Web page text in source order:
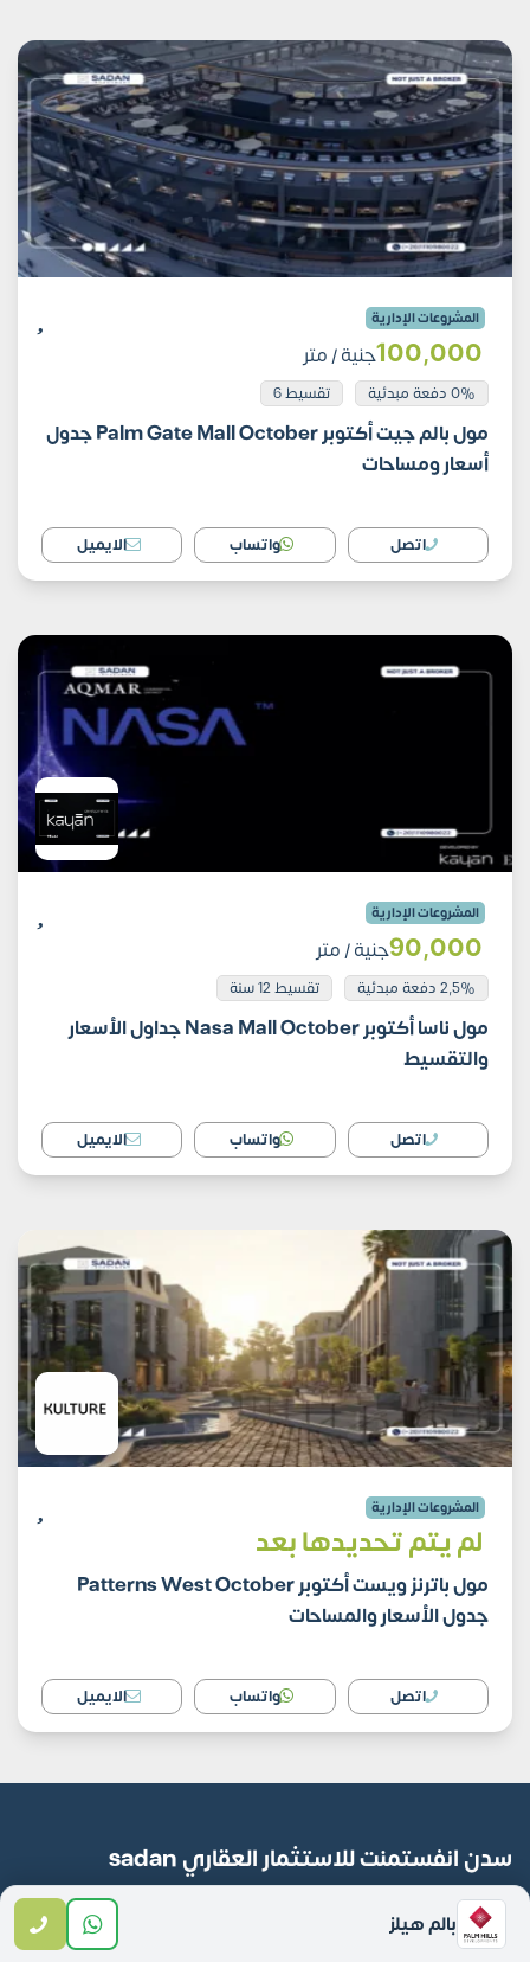
المشروعات الإدارية
100٬000جنية/ متر
0% دفعة مبدئية تقسيط 6
مول بالم جيت أكتوبر Palm Gate Mall October جدول
أسعار ومساحات
اتصل واتساب الايميل
المشروعات الإدارية
90٬000جنية/ متر
2,5% دفعة مبدئية تقسيط 12 سنة
مول ناسا أكتوبر Nasa Mall October جداول الأسعار
والتقسيط
اتصل واتساب الايميل
المشروعات الإدارية
لم يتم تحديدها بعد
مول باترنز ويست أكتوبر Patterns West October
جدول الأسعار والمساحات
اتصل واتساب الايميل
سدن انفستمنت للاستثمار العقاري sadan
investment
مكانك الآمن لشراء جميع وحداتك العقارية لأننا بنقدم أكبر تنوع للمشاريع
بالم هيلز